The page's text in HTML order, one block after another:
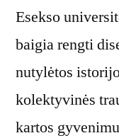
Esekso
baigia rengti
nutylėtos
kolektyvinės
kartos